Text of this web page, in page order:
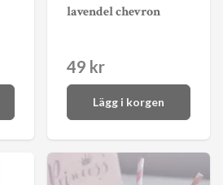
lavendel chevron
49 kr
Lägg i korgen